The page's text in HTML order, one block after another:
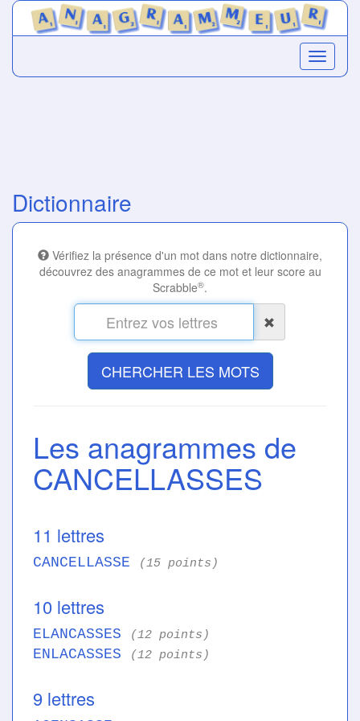
Dictionnaire
Vérifiez la présence d'un mot dans notre dictionnaire,
découvrez des anagrammes de ce mot et leur score au
Scrabble®.
CHERCHER LES MOTS
Les anagrammes de
CANCELLASSES
11 lettres
CANCELLASSE (15 points)
10 lettres
ELANCASSES (12 points)
ENLACASSES (12 points)
9 lettres